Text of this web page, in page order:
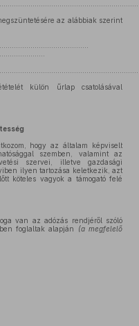
az alábbiak szerint
külön űrlap csatolásával
hogy az általam képviselt
szemben, valamint az
szervei, illetve gazdasági
ilyen tartozása keletkezik, azt
köteles vagyok a támogató felé
van az adózás rendjéről szóló
foglaltak alapján
(a megfelelő